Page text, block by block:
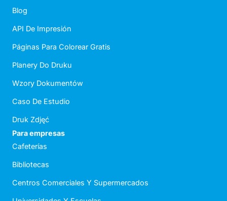
Blog
API De Impresión
Páginas Para Colorear Gratis
Planery Do Druku
Wzory Dokumentów
Caso De Estudio
Druk Zdjęć
Para empresas
Cafeterías
Bibliotecas
Centros Comerciales Y Supermercados